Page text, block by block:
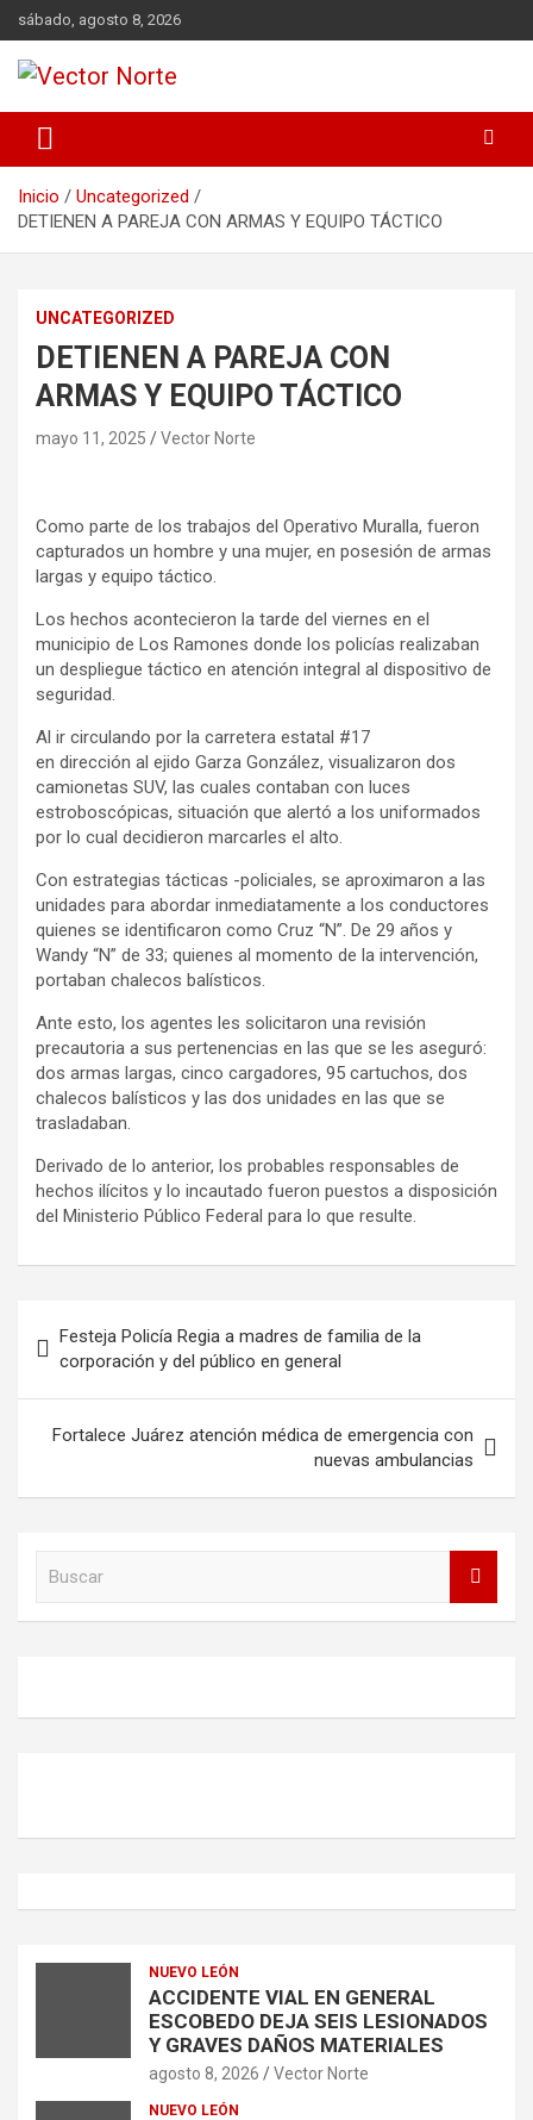
Saltar
al
contenido
sábado, agosto 8, 2026
Vector Norte
Inicio
Uncategorized
DETIENEN A PAREJA CON ARMAS Y EQUIPO TÁCTICO
UNCATEGORIZED
DETIENEN A PAREJA CON
ARMAS Y EQUIPO TÁCTICO
mayo 11, 2025 Vector Norte
Como parte de los trabajos del Operativo Muralla, fueron
capturados un hombre y una mujer, en posesión de armas
largas y equipo táctico.
Los hechos acontecieron la tarde del viernes en el
municipio de Los Ramones donde los policías realizaban
un despliegue táctico en atención integral al dispositivo de
seguridad.
Al ir circulando por la carretera estatal #17
en dirección al ejido Garza González, visualizaron dos
camionetas SUV, las cuales contaban con luces
estroboscópicas, situación que alertó a los uniformados
por lo cual decidieron marcarles el alto.
Con estrategias tácticas -policiales, se aproximaron a las
unidades para abordar inmediatamente a los conductores
quienes se identificaron como Cruz “N”. De 29 años y
Wandy “N” de 33; quienes al momento de la intervención,
portaban chalecos balísticos.
Ante esto, los agentes les solicitaron una revisión
precautoria a sus pertenencias en las que se les aseguró:
dos armas largas, cinco cargadores, 95 cartuchos, dos
chalecos balísticos y las dos unidades en las que se
trasladaban.
Derivado de lo anterior, los probables responsables de
hechos ilícitos y lo incautado fueron puestos a disposición
del Ministerio Público Federal para lo que resulte.
de
entradas
Festeja Policía Regia a madres de familia de la
corporación y del público en general
Fortalece Juárez atención médica de emergencia con
nuevas ambulancias
NUEVO LEÓN
ACCIDENTE VIAL EN GENERAL
ESCOBEDO DEJA SEIS LESIONADOS
Y GRAVES DAÑOS MATERIALES
agosto 8, 2026 Vector Norte
NUEVO LEÓN